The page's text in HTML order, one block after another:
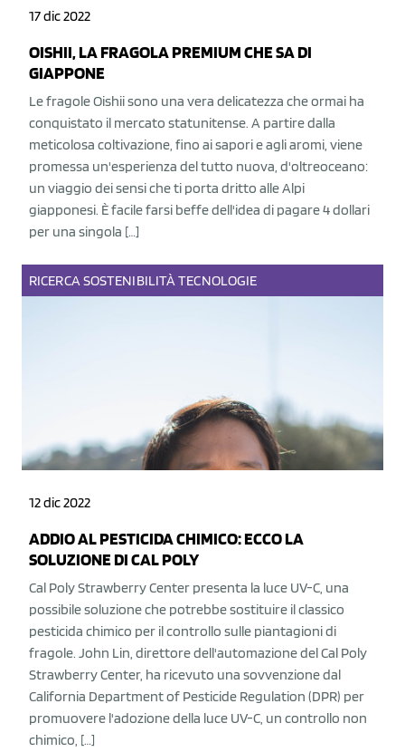
17 dic 2022
OISHII, LA FRAGOLA PREMIUM CHE SA DI
GIAPPONE
Le fragole Oishii sono una vera delicatezza che ormai ha
conquistato il mercato statunitense. A partire dalla
meticolosa coltivazione, fino ai sapori e agli aromi, viene
promessa un'esperienza del tutto nuova, d'oltreoceano:
un viaggio dei sensi che ti porta dritto alle Alpi
giapponesi. È facile farsi beffe dell'idea di pagare 4 dollari
per una singola […]
RICERCA SOSTENIBILITÀ TECNOLOGIE
12 dic 2022
ADDIO AL PESTICIDA CHIMICO: ECCO LA
SOLUZIONE DI CAL POLY
Cal Poly Strawberry Center presenta la luce UV-C, una
possibile soluzione che potrebbe sostituire il classico
pesticida chimico per il controllo sulle piantagioni di
fragole. John Lin, direttore dell'automazione del Cal Poly
Strawberry Center, ha ricevuto una sovvenzione dal
California Department of Pesticide Regulation (DPR) per
promuovere l'adozione della luce UV-C, un controllo non
chimico, […]